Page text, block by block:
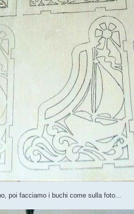
poi facciamo i buchi come sulla foto...